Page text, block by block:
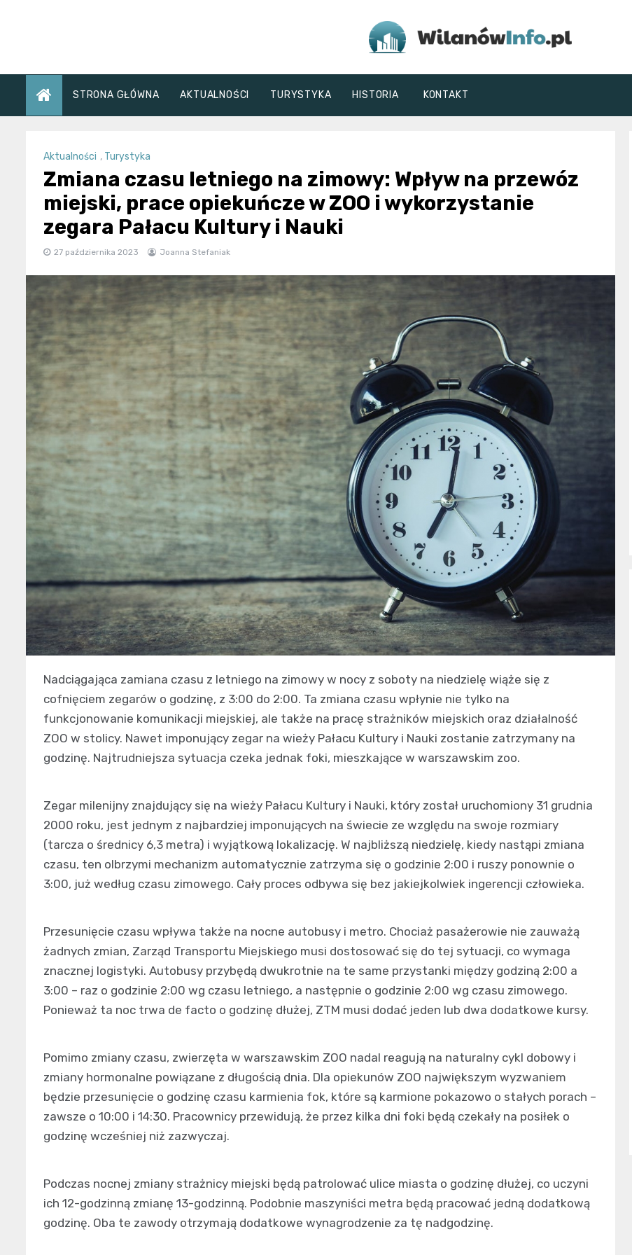
WilanówInfo.pl
STRONA GŁÓWNA AKTUALNOŚCI TURYSTYKA HISTORIA KONTAKT
Aktualności , Turystyka
Zmiana czasu letniego na zimowy: Wpływ na przewóz
miejski, prace opiekuńcze w ZOO i wykorzystanie
zegara Pałacu Kultury i Nauki
27 października 2023 Joanna Stefaniak
Nadciągająca zamiana czasu z letniego na zimowy w nocy z soboty na niedzielę wiąże się z
cofnięciem zegarów o godzinę, z 3:00 do 2:00. Ta zmiana czasu wpłynie nie tylko na
funkcjonowanie komunikacji miejskiej, ale także na pracę strażników miejskich oraz działalność
ZOO w stolicy. Nawet imponujący zegar na wieży Pałacu Kultury i Nauki zostanie zatrzymany na
godzinę. Najtrudniejsza sytuacja czeka jednak foki, mieszkające w warszawskim zoo.
Zegar milenijny znajdujący się na wieży Pałacu Kultury i Nauki, który został uruchomiony 31 grudnia
2000 roku, jest jednym z najbardziej imponujących na świecie ze względu na swoje rozmiary
(tarcza o średnicy 6,3 metra) i wyjątkową lokalizację. W najbliższą niedzielę, kiedy nastąpi zmiana
czasu, ten olbrzymi mechanizm automatycznie zatrzyma się o godzinie 2:00 i ruszy ponownie o
3:00, już według czasu zimowego. Cały proces odbywa się bez jakiejkolwiek ingerencji człowieka.
Przesunięcie czasu wpływa także na nocne autobusy i metro. Chociaż pasażerowie nie zauważą
żadnych zmian, Zarząd Transportu Miejskiego musi dostosować się do tej sytuacji, co wymaga
znacznej logistyki. Autobusy przybędą dwukrotnie na te same przystanki między godziną 2:00 a
3:00 – raz o godzinie 2:00 wg czasu letniego, a następnie o godzinie 2:00 wg czasu zimowego.
Ponieważ ta noc trwa de facto o godzinę dłużej, ZTM musi dodać jeden lub dwa dodatkowe kursy.
Pomimo zmiany czasu, zwierzęta w warszawskim ZOO nadal reagują na naturalny cykl dobowy i
zmiany hormonalne powiązane z długością dnia. Dla opiekunów ZOO największym wyzwaniem
będzie przesunięcie o godzinę czasu karmienia fok, które są karmione pokazowo o stałych porach –
zawsze o 10:00 i 14:30. Pracownicy przewidują, że przez kilka dni foki będą czekały na posiłek o
godzinę wcześniej niż zazwyczaj.
Podczas nocnej zmiany strażnicy miejski będą patrolować ulice miasta o godzinę dłużej, co uczyni
ich 12-godzinną zmianę 13-godzinną. Podobnie maszyniści metra będą pracować jedną dodatkową
godzinę. Oba te zawody otrzymają dodatkowe wynagrodzenie za tę nadgodzinę.